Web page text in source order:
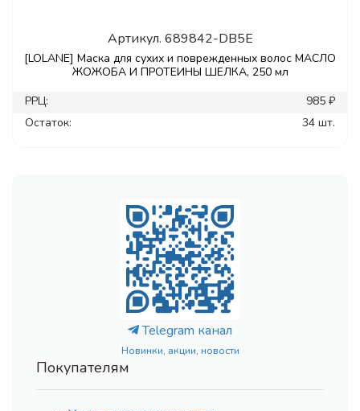
Артикул. 689842-DB5E
[LOLANE] Маска для сухих и поврежденных волос МАСЛО
ЖОЖОБА И ПРОТЕИНЫ ШЕЛКА, 250 мл
РРЦ:
985 ₽
Остаток:
34 шт.
Telegram канал
Новинки, акции, новости
Покупателям